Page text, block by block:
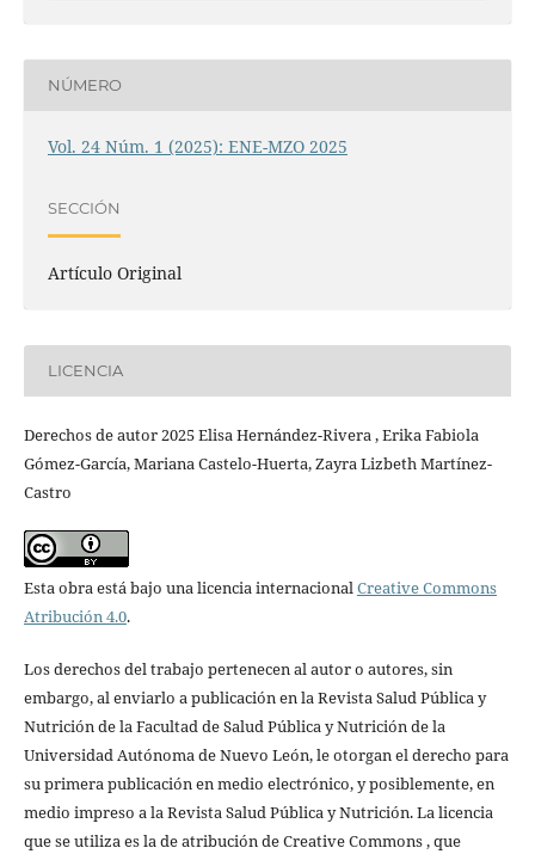
NÚMERO
Vol. 24 Núm. 1 (2025): ENE-MZO 2025
SECCIÓN
Artículo Original
LICENCIA
Derechos de autor 2025 Elisa Hernández-Rivera , Erika Fabiola
Gómez-García, Mariana Castelo-Huerta, Zayra Lizbeth Martínez-
Castro
Esta obra está bajo una licencia internacionalCreative Commons
Atribución 4.0.
Los derechos del trabajo pertenecen al autor o autores, sin
embargo, al enviarlo a publicación en la Revista Salud Pública y
Nutrición de la Facultad de Salud Pública y Nutrición de la
Universidad Autónoma de Nuevo León, le otorgan el derecho para
su primera publicación en medio electrónico, y posiblemente, en
medio impreso a la Revista Salud Pública y Nutrición. La licencia
que se utiliza es la de atribución de Creative Commons , que